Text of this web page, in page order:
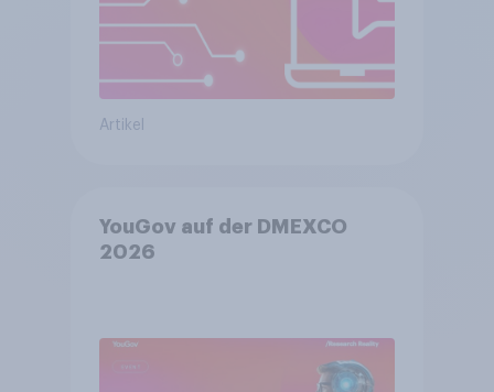
Artikel
YouGov auf der DMEXCO
2026